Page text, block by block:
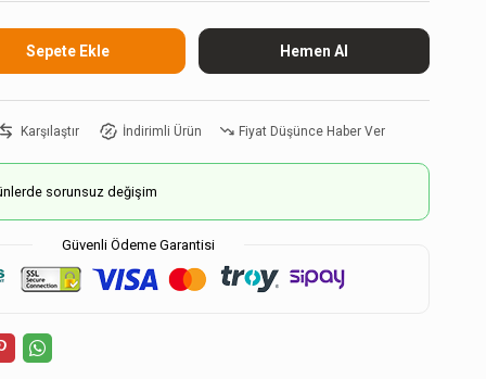
Karşılaştır İndirimli Ürün Fiyat Düşünce Haber Ver
sorunsuz değişim
Güvenli Ödeme Garantisi